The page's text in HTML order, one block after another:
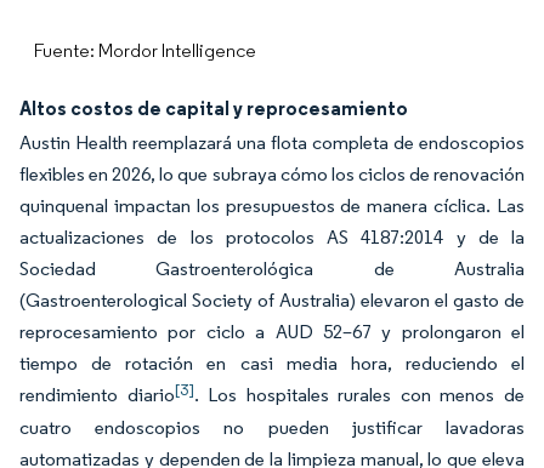
Fuente: Mordor Intelligence
Altos costos de capital y reprocesamiento
Austin Health reemplazará una flota completa de endoscopios
flexibles en 2026, lo que subraya cómo los ciclos de renovación
quinquenal impactan los presupuestos de manera cíclica. Las
actualizaciones de los protocolos AS 4187:2014 y de la
Sociedad Gastroenterológica de Australia
(Gastroenterological Society of Australia) elevaron el gasto de
reprocesamiento por ciclo a AUD 52–67 y prolongaron el
tiempo de rotación en casi media hora, reduciendo el
rendimiento diario[3]. Los hospitales rurales con menos de
cuatro endoscopios no pueden justificar lavadoras
automatizadas y dependen de la limpieza manual, lo que eleva